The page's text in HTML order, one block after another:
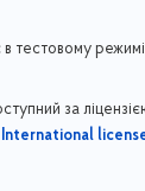
тестовому режимі
за